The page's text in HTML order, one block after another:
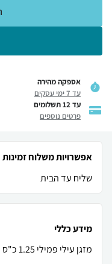
אספקה מהירה
עד 7 ימי עסקים
עד 12 תשלומים
פרטים נוספים
אפשרויות משלוח זמינות
שליח עד הבית
מידע כללי
מזגן עילי פמילי 1.25 כ"ס דגם Comfort Inv 16